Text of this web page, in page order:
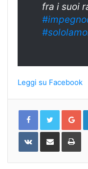
fra i suoi
#
Leggi su Facebook
VKontakteShare
Email